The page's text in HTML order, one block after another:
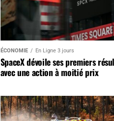
ÉCONOMIE En Ligne 3 jours
SpaceX dévoile ses premiers
avec une action à moitié prix